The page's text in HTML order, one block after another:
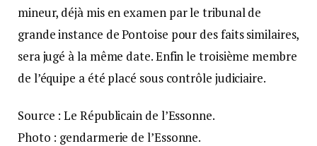
mineur, déjà mis en examen par le tribunal de
grande instance de Pontoise pour des faits similaires,
sera jugé à la même date. Enfin le troisième membre
de l’équipe a été placé sous contrôle judiciaire.
Source : Le Républicain de l’Essonne.
Photo : gendarmerie de l’Essonne.